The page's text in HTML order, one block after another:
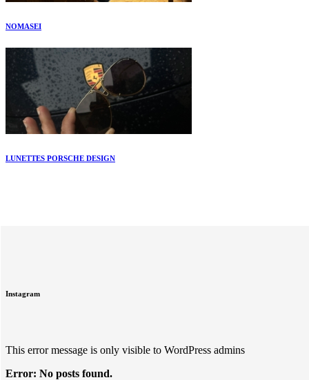
NOMASEI
LUNETTES PORSCHE DESIGN
Instagram
This error message is only visible to WordPress admins
Error: No posts found.